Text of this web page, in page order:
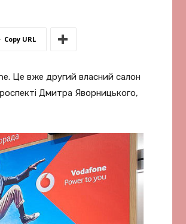
Copy URL
Це вже другий власний салон
Дмитра Яворницького,